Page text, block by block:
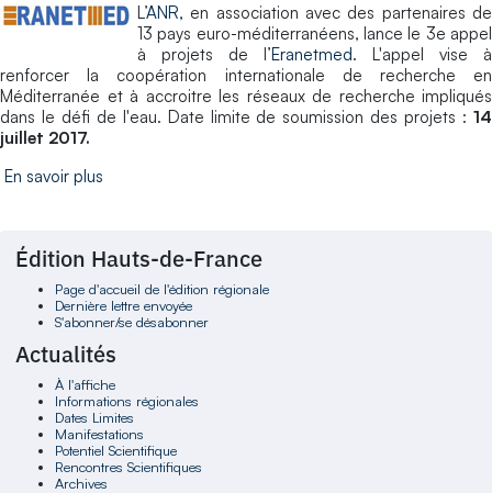
L’ANR, en association avec des partenaires de
13 pays euro-méditerranéens, lance le 3e appel
à projets de l’Eranetmed. L'appel vise à
renforcer la coopération internationale de recherche en
Méditerranée et à accroitre les réseaux de recherche impliqués
dans le défi de l'eau. Date limite de soumission des projets : 14
juillet 2017.
En savoir plus
Édition Hauts-de-France
Page d'accueil de l'édition régionale
Dernière lettre envoyée
S'abonner/se désabonner
Actualités
À l'affiche
Informations régionales
Dates Limites
Manifestations
Potentiel Scientifique
Rencontres Scientifiques
Archives